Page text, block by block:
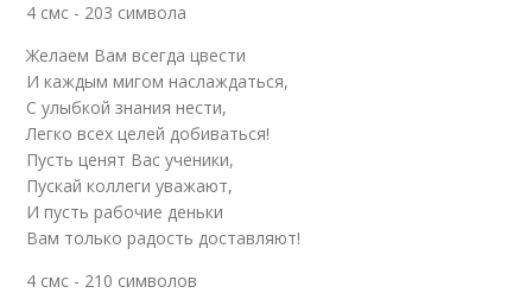
4 смс - 203 символа
Желаем Вам всегда цвести
И каждым мигом наслаждаться,
С улыбкой знания нести,
Легко всех целей добиваться!
Пусть ценят Вас ученики,
Пускай коллеги уважают,
И пусть рабочие деньки
Вам только радость доставляют!
4 смс - 210 символов